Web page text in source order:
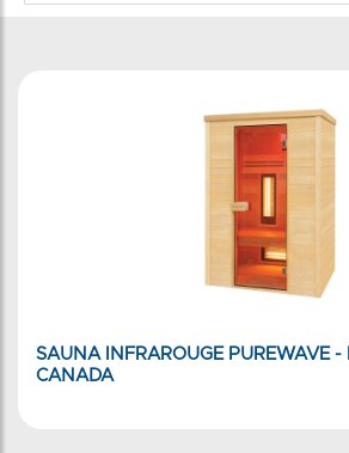
SAUNA INFRAROUGE PUREWAVE -
CANADA